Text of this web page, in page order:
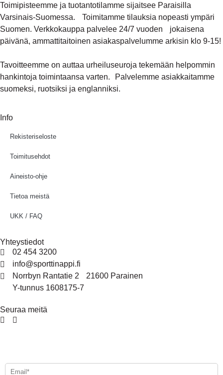
Toimipisteemme ja tuotantotilamme sijaitsee Paraisilla
Varsinais-Suomessa. Toimitamme tilauksia nopeasti ympäri
Suomen. Verkkokauppa palvelee 24/7 vuoden jokaisena
päivänä, ammattitaitoinen asiakaspalvelumme arkisin klo 9-15!
Tavoitteemme on auttaa urheiluseuroja tekemään helpommin
hankintoja toimintaansa varten. Palvelemme asiakkaitamme
suomeksi, ruotsiksi ja englanniksi.
Info
Rekisteriseloste
Toimitusehdot
Aineisto-ohje
Tietoa meistä
UKK / FAQ
Yhteystiedot
02 454 3200
info@sporttinappi.fi
Norrbyn Rantatie 2 21600 Parainen
Y-tunnus 1608175-7
Seuraa meitä